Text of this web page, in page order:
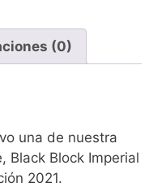
(0)
una de nuestra
Black Block Imperial
2021.